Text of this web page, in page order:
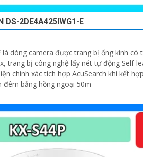
DS-2DE4A425IWG1-E
là dòng camera được trang bị ống kính có
trang bị công nghệ lấy nét tự động Self-
chính xác tích hợp AcuSearch khi kết
đêm bằng hồng ngoại 50m